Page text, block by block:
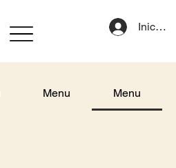
Iniciar
Menu Menu